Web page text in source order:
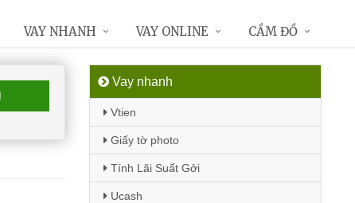
Vay nhanh
Vtien
Giấy tờ photo
Tính Lãi Suất Gởi
Ucash
VAY NHANH VAY ONLINE CẦM ĐỒ